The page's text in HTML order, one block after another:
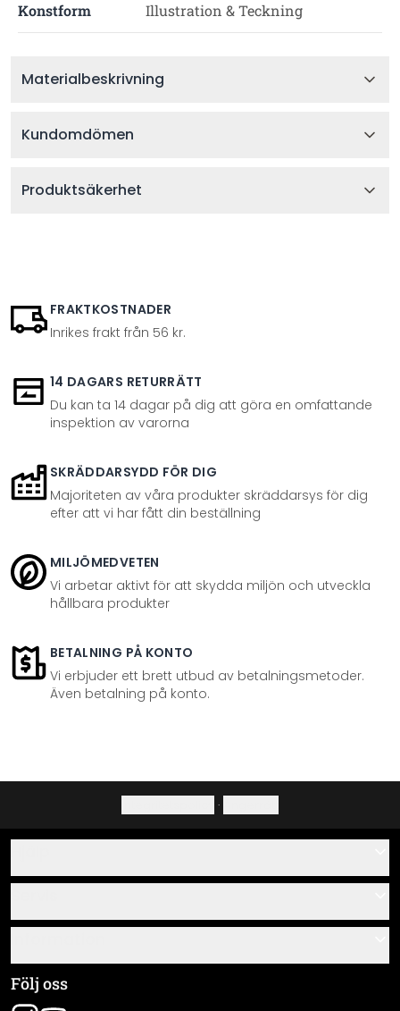
Konstform Illustration & Teckning
Materialbeskrivning
Kundomdömen
Produktsäkerhet
FRAKTKOSTNADER
Inrikes frakt från 56 kr.
14 DAGARS RETURRÄTT
Du kan ta 14 dagar på dig att göra en omfattande
inspektion av varorna
SKRÄDDARSYDD FÖR DIG
Majoriteten av våra produkter skräddarsys för dig
efter att vi har fått din beställning
MILJÖMEDVETEN
Vi arbetar aktivt för att skydda miljön och utveckla
hållbara produkter
BETALNING PÅ KONTO
Vi erbjuder ett brett utbud av betalningsmetoder.
Även betalning på konto.
·
Om oss
Materialöversikt
Spåra leverans
Allmänna villkor
Följ oss